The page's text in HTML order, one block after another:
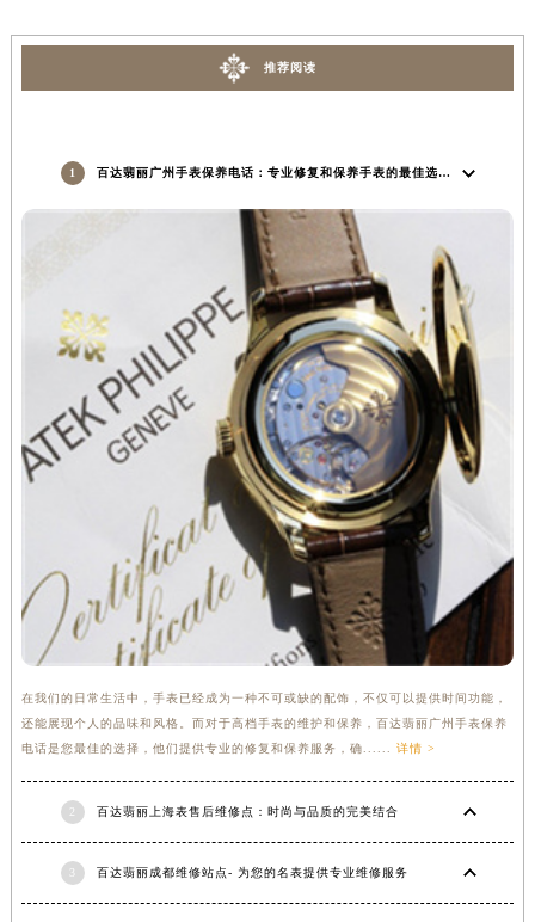
推荐阅读
1 百达翡丽广州手表保养电话：专业修复和保养手表的最佳选择
在我们的日常生活中，手表已经成为一种不可或缺的配饰，不仅可以提供时间功能，
还能展现个人的品味和风格。而对于高档手表的维护和保养，百达翡丽广州手表保养
电话是您最佳的选择，他们提供专业的修复和保养服务，确...... 详情 >
2 百达翡丽上海表售后维修点：时尚与品质的完美结合
3 百达翡丽成都维修站点- 为您的名表提供专业维修服务